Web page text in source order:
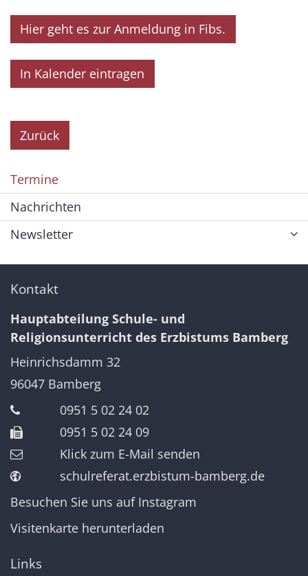
Hier geht es zur Anmeldung in Fibs.
In Kalender eintragen
Zurück
Termine
Nachrichten
Newsletter
Kontakt
Hauptabteilung Schule- und
Religionsunterricht des Erzbistums Bamberg
Heinrichsdamm 32
96047 Bamberg
0951 5 02 24 02
0951 5 02 24 09
Klick zum E-Mail senden
schulreferat.erzbistum-bamberg.de
Besuchen Sie uns auf Instagram
Visitenkarte herunterladen
Links